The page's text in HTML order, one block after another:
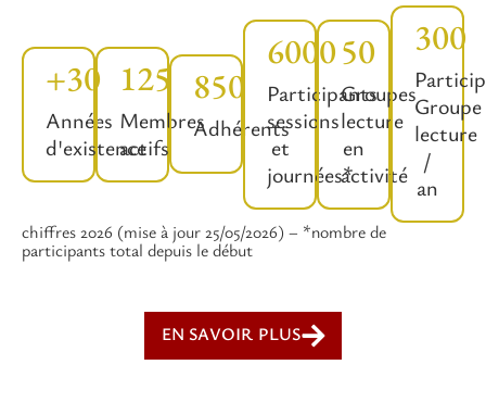
+30
Années
d'existence
125
Membres
actifs
850
Adhérents
6000
Participants
sessions
et
journées*
50
Groupes
lecture
en
activité
300
Groupe
lecture
/
an
chiffres 2026 (mise à jour 25/05/2026) – *nombre de
participants total depuis le début
EN SAVOIR PLUS